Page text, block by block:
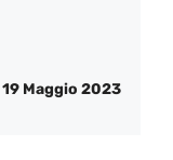
19 Maggio 2023